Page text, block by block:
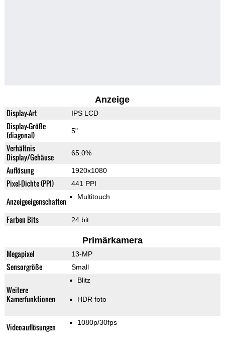
Anzeige
Display-Art IPS LCD
Display-Größe
(diagonal)
5"
Verhältnis
Display/Gehäuse
65.0%
Auflösung 1920x1080
Pixel-Dichte (PPI) 441 PPI
Anzeigeeigenschaften Multitouch
Farben Bits 24 bit
Primärkamera
Megapixel 13-MP
Sensorgröße Small
Weitere
Kamerfunktionen
Blitz
HDR foto
Videoauflösungen 1080p/30fps